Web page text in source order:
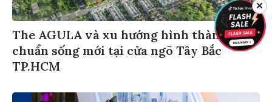
The AGULA và xu hướng hình thành
chuẩn sống mới tại cửa ngõ Tây Bắc
TP.HCM
✕